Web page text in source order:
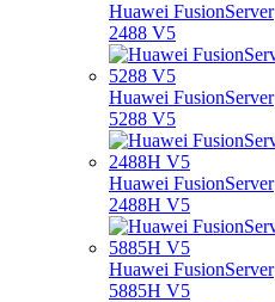
Huawei FusionServer
2488 V5
Huawei FusionServer
5288 V5
Huawei FusionServer
2488H V5
Huawei FusionServer
5885H V5